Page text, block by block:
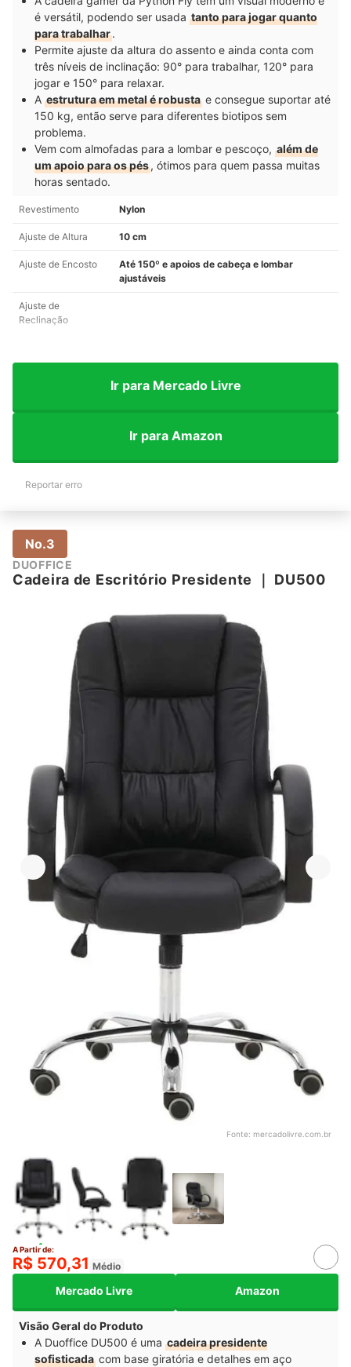
é versátil, podendo ser usada tanto para jogar quanto
para trabalhar.
Permite ajuste da altura do assento e ainda conta com
três níveis de inclinação: 90° para trabalhar, 120° para
jogar e 150° para relaxar.
A estrutura em metal é robusta e consegue suportar até
150 kg, então serve para diferentes biotipos sem
problema.
Vem com almofadas para a lombar e pescoço, além de
um apoio para os pés, ótimos para quem passa muitas
horas sentado.
Revestimento Nylon
Ajuste de Altura 10 cm
Ajuste de Encosto
Até 150º e apoios de cabeça e lombar
ajustáveis
Ajuste de
Reclinação
Ir para Mercado Livre
Ir para Amazon
Reportar erro
No.3
DUOFFICE
Cadeira de Escritório Presidente ｜ DU500
Fonte: mercadolivre.com.br
A Partir de:
R$ 570,31 Médio
Mercado Livre Amazon
Visão Geral do Produto
A Duoffice DU500 é uma cadeira presidente
sofisticada com base giratória e detalhes em aço